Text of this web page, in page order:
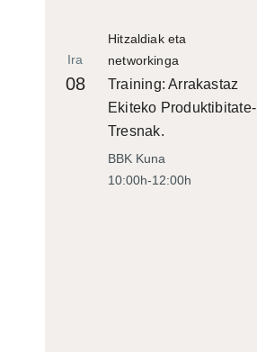
Hitzaldiak eta
networkinga
Ira
08
Training: Arrakastaz
Ekiteko Produktibitate-
Tresnak.
BBK Kuna
10:00h-12:00h